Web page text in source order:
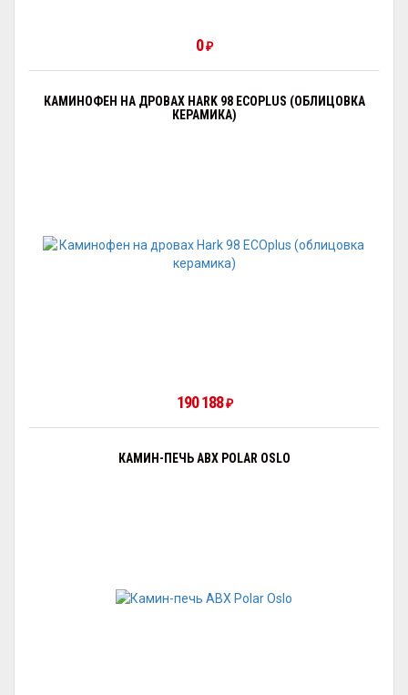
0₽
КАМИНОФЕН НА ДРОВАХ HARK 98 ECOPLUS (ОБЛИЦОВКА
КЕРАМИКА)
190 188₽
КАМИН-ПЕЧЬ ABX POLAR OSLO